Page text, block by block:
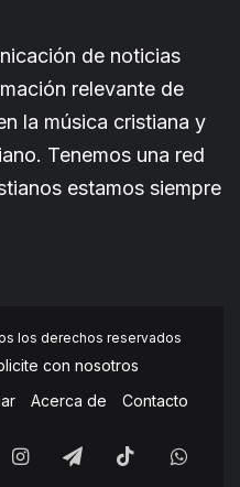
de noticias
relevante de
la música cristiana y
Tenemos una red
estamos siempre
los derechos reservados
con nosotros
Acerca de Contacto
InstagramTelegramTikTok